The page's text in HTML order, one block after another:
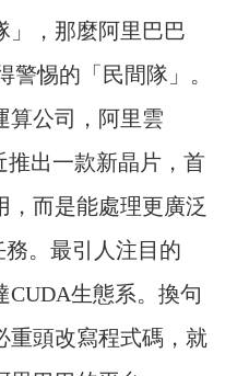
」，那麼阿里巴巴
警惕的「民間隊」。
算公司，阿里雲
推出一款新晶片，首
，而是能處理更廣泛
務。最引人注目的
CUDA生態系。換句
重頭改寫程式碼，就